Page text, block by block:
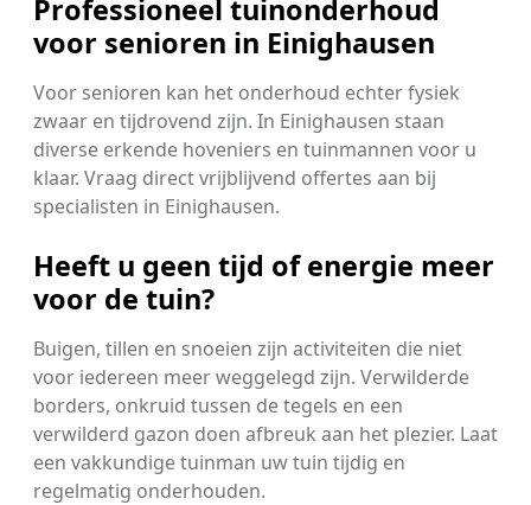
Professioneel tuinonderhoud
voor senioren in Einighausen
Voor senioren kan het onderhoud echter fysiek
zwaar en tijdrovend zijn. In Einighausen staan
diverse erkende hoveniers en tuinmannen voor u
klaar. Vraag direct vrijblijvend offertes aan bij
specialisten in Einighausen.
Heeft u geen tijd of energie meer
voor de tuin?
Buigen, tillen en snoeien zijn activiteiten die niet
voor iedereen meer weggelegd zijn. Verwilderde
borders, onkruid tussen de tegels en een
verwilderd gazon doen afbreuk aan het plezier. Laat
een vakkundige tuinman uw tuin tijdig en
regelmatig onderhouden.